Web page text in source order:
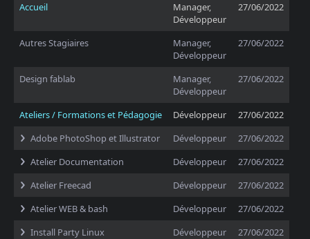
Accueil
Manager,
Développeur
27/06/2022
Autres Stagiaires
Manager,
Développeur
27/06/2022
Design fablab
Manager,
Développeur
27/06/2022
Ateliers / Formations et Pédagogie Développeur
27/06/2022
Adobe PhotoShop et Illustrator
Développeur
27/06/2022
Atelier Documentation
Développeur
27/06/2022
Atelier Freecad
Développeur
27/06/2022
Atelier WEB & bash
Développeur
27/06/2022
Install Party Linux
Développeur
27/06/2022